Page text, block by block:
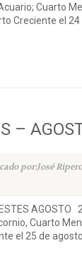
Cuarto
Creciente el 24
–
por:José Ripero
Cuarto
el 25 de